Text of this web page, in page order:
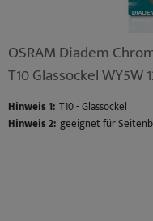
OSRAM Diadem
T10 Glassockel WY5W
Hinweis 1: T10 - Glassockel
Hinweis 2: geeignet für